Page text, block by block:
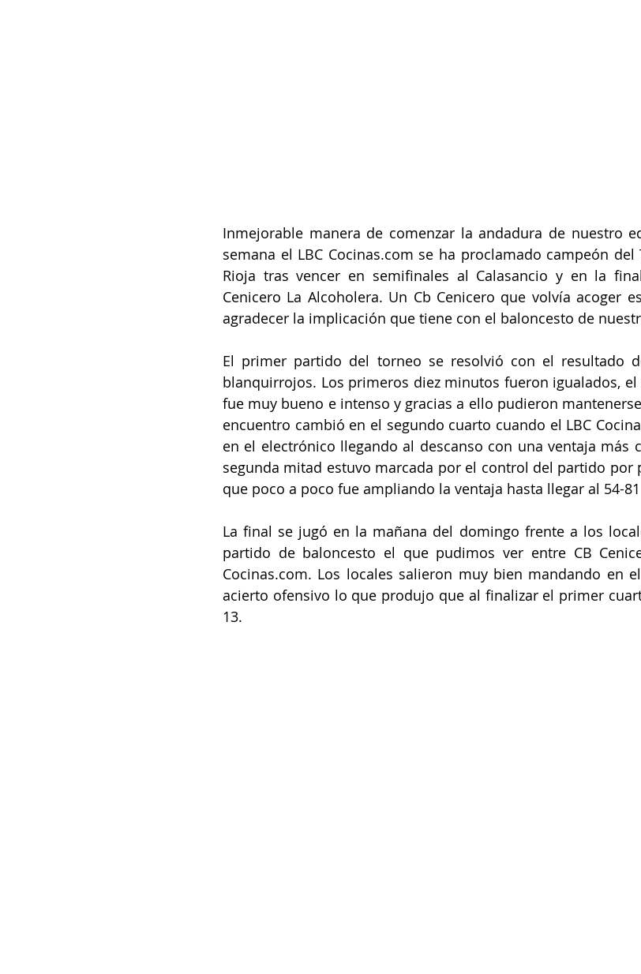
Inmejorable manera de comenzar la andadura de nuestro
semana el LBC Cocinas.com se ha proclamado campeón
Rioja tras vencer en semifinales al Calasancio y en la
Cenicero La Alcoholera. Un Cb Cenicero que volvía acoger
agradecer la implicación que tiene con el baloncesto de
El primer partido del torneo se resolvió con el resultado
blanquirrojos. Los primeros diez minutos fueron igualados, el
fue muy bueno e intenso y gracias a ello pudieron
encuentro cambió en el segundo cuarto cuando el LBC
en el electrónico llegando al descanso con una ventaja más
segunda mitad estuvo marcada por el control del partido por
que poco a poco fue ampliando la ventaja hasta llegar al 54-
La final se jugó en la mañana del domingo frente a los
partido de baloncesto el que pudimos ver entre CB
Cocinas.com. Los locales salieron muy bien mandando en
acierto ofensivo lo que produjo que al finalizar el primer
13.